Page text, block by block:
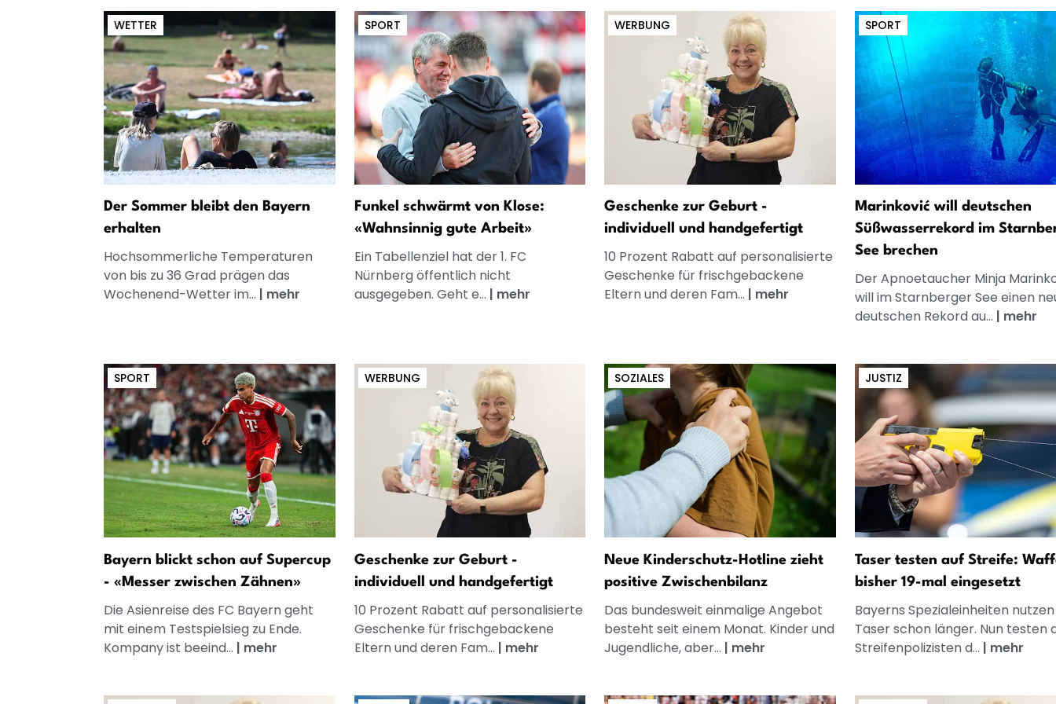
WETTER
Der Sommer bleibt den Bayern
erhalten
Hochsommerliche Temperaturen
von bis zu 36 Grad prägen das
Wochenend-Wetter im... | mehr
SPORT
Funkel schwärmt von Klose:
«Wahnsinnig gute Arbeit»
Ein Tabellenziel hat der 1. FC
Nürnberg öffentlich nicht
ausgegeben. Geht e... | mehr
WERBUNG
Geschenke zur Geburt -
individuell und handgefertigt
10 Prozent Rabatt auf personalisierte
Geschenke für frischgebackene
Eltern und deren Fam... | mehr
SPORT
Marinković will deutschen
Süßwasserrekord im
See brechen
Der Apnoetaucher Minja
will im Starnberger See einen
deutschen Rekord au... | mehr
SPORT
Bayern blickt schon auf Supercup
- «Messer zwischen Zähnen»
Die Asienreise des FC Bayern geht
mit einem Testspielsieg zu Ende.
Kompany ist beeind... | mehr
WERBUNG
Geschenke zur Geburt -
individuell und handgefertigt
10 Prozent Rabatt auf personalisierte
Geschenke für frischgebackene
Eltern und deren Fam... | mehr
SOZIALES
Neue Kinderschutz-Hotline zieht
positive Zwischenbilanz
Das bundesweit einmalige Angebot
besteht seit einem Monat. Kinder und
Jugendliche, aber... | mehr
JUSTIZ
Taser testen auf Streife:
bisher 19-mal eingesetzt
Bayerns Spezialeinheiten nutzen
Taser schon länger. Nun testen
Streifenpolizisten d... | mehr